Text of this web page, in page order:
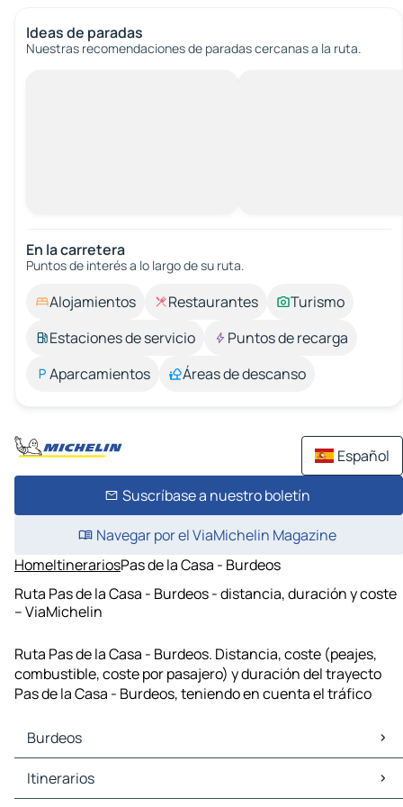
Ideas de paradas
Nuestras recomendaciones de paradas cercanas a la ruta.
En la carretera
Puntos de interés a lo largo de su ruta.
Alojamientos Restaurantes
Turismo
Estaciones de servicio
Puntos de recarga
Aparcamientos
Áreas de descanso
Español
Suscríbase a nuestro boletín
Navegar por el ViaMichelin Magazine
HomeItinerariosPas de la Casa - Burdeos
Ruta Pas de la Casa - Burdeos - distancia, duración y coste
– ViaMichelin
Ruta Pas de la Casa - Burdeos. Distancia, coste (peajes,
combustible, coste por pasajero) y duración del trayecto
Pas de la Casa - Burdeos, teniendo en cuenta el tráfico
Burdeos
Burdeos Mapas Planos
Burdeos Trafico
Itinerarios